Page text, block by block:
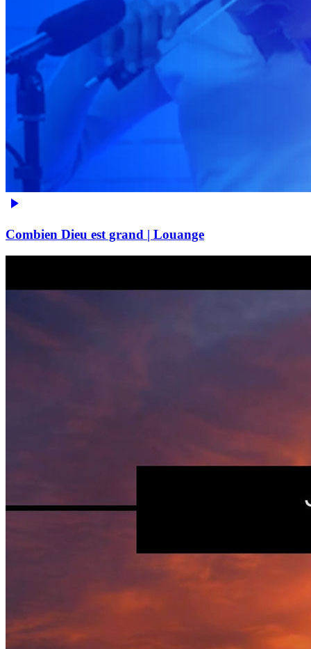
Combien Dieu est grand | Louange